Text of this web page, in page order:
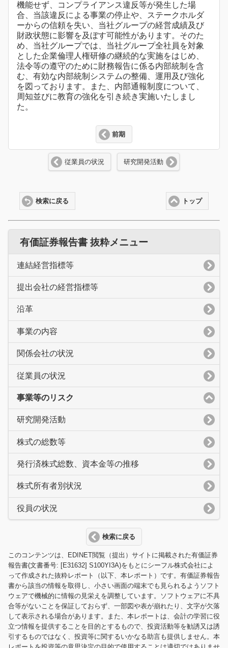
機能せず、コンプライアンス違反等が発生した場
合、当該違反による事業の停止や、ステークホルダ
ーからの信頼を失い、当社グループの経営成績及び
財政状態に影響を及ぼす可能性があります。そのた
め、当社グループでは、当社グループ全社員を対象
とした企業倫理人権研修の継続的な実施をはじめ、
法令等の遵守のために財務報告に係る内部統制を含
む、有効な内部統制システムの整備、運用及び強化
を図っております。また、内部通報制度について、
周知並びに教育の強化を引き続き実施いたしまし
た。
前期
従業員の状況 研究開発活動
トップ
検索に戻る
有価証券報告書 抜粋メニュー
連結経営指標等
提出会社の経営指標等
沿革
事業の内容
関係会社の状況
従業員の状況
事業等のリスク
研究開発活動
株式の総数等
発行済株式総数、資本金等の推移
株式所有者別状況
役員の状況
検索に戻る
このコンテンツは、EDINET閲覧（提出）サイトに掲載された有価証券
報告書(文書番号: [E31632] S100YI3A)をもとにシーフル株式会社によ
って作成された抜粋レポート（以下、本レポート）です。有価証券報告
書から該当の情報を取得し、小さい画面の端末でも見られるようソフト
ウェアで機械的に情報の見栄えを調整しています。ソフトウェアに不具
合等がないことを保証しておらず、一部図や表が崩れたり、文字が欠落
して表示される場合があります。また、本レポートは、会計の学習に役
立つ情報を提供することを目的とするもので、投資活動等を勧誘又は誘
引するものではなく、投資等に関するいかなる助言も提供しません。本